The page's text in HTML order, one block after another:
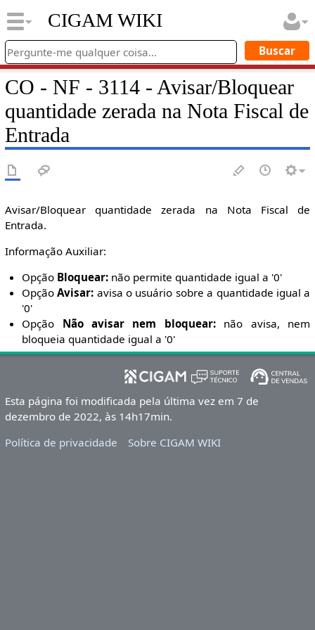
CIGAM WIKI
CO - NF - 3114 - Avisar/Bloquear
quantidade zerada na Nota Fiscal de
Entrada
Avisar/Bloquear quantidade zerada na Nota Fiscal de
Entrada.
Informação Auxiliar:
Opção Bloquear: não permite quantidade igual a '0'
OpçãoAvisar: avisa o usuário sobre a quantidade igual a
'0'
Opção Não avisar nem bloquear:não avisa, nem
bloqueia quantidade igual a '0'
Esta página foi modificada pela última vez em 7 de
dezembro de 2022, às 14h17min.
Política de privacidade
Sobre CIGAM WIKI